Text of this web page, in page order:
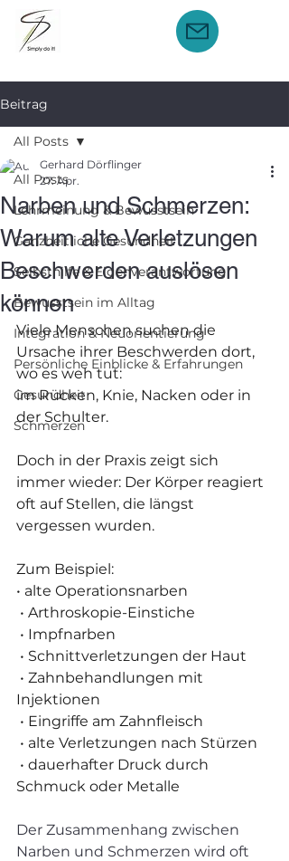
Beitrag
All Posts
Lehrmeinung & Bewusstsein
Ganzheitliche Gesundheit
Selbsthilfe & Eigenverantwortung
Bewusstsein im Alltag
Integration & Neuorientierung
Persönliche Einblicke & Erfahrungen
Gesundheit
Schmerzen
All Posts
Narben und Schmerzen:
Warum alte Verletzungen
Beschwerden auslösen
können
Gerhard Dörflinger
27. Apr.
Viele Menschen suchen die
Ursache ihrer Beschwerden dort,
wo es weh tut:
im Rücken, Knie, Nacken oder in
der Schulter.
Doch in der Praxis zeigt sich
immer wieder: Der Körper reagiert
oft auf Stellen, die längst
vergessen wurden.
Zum Beispiel:
• alte Operationsnarben
• Arthroskopie-Einstiche
• Impfnarben
• Schnittverletzungen der Haut
• Zahnbehandlungen mit
Injektionen
• Eingriffe am Zahnfleisch
• alte Verletzungen nach Stürzen
• dauerhafter Druck durch
Schmuck oder Metalle
Der Zusammenhang zwischen
Narben und Schmerzen wird oft